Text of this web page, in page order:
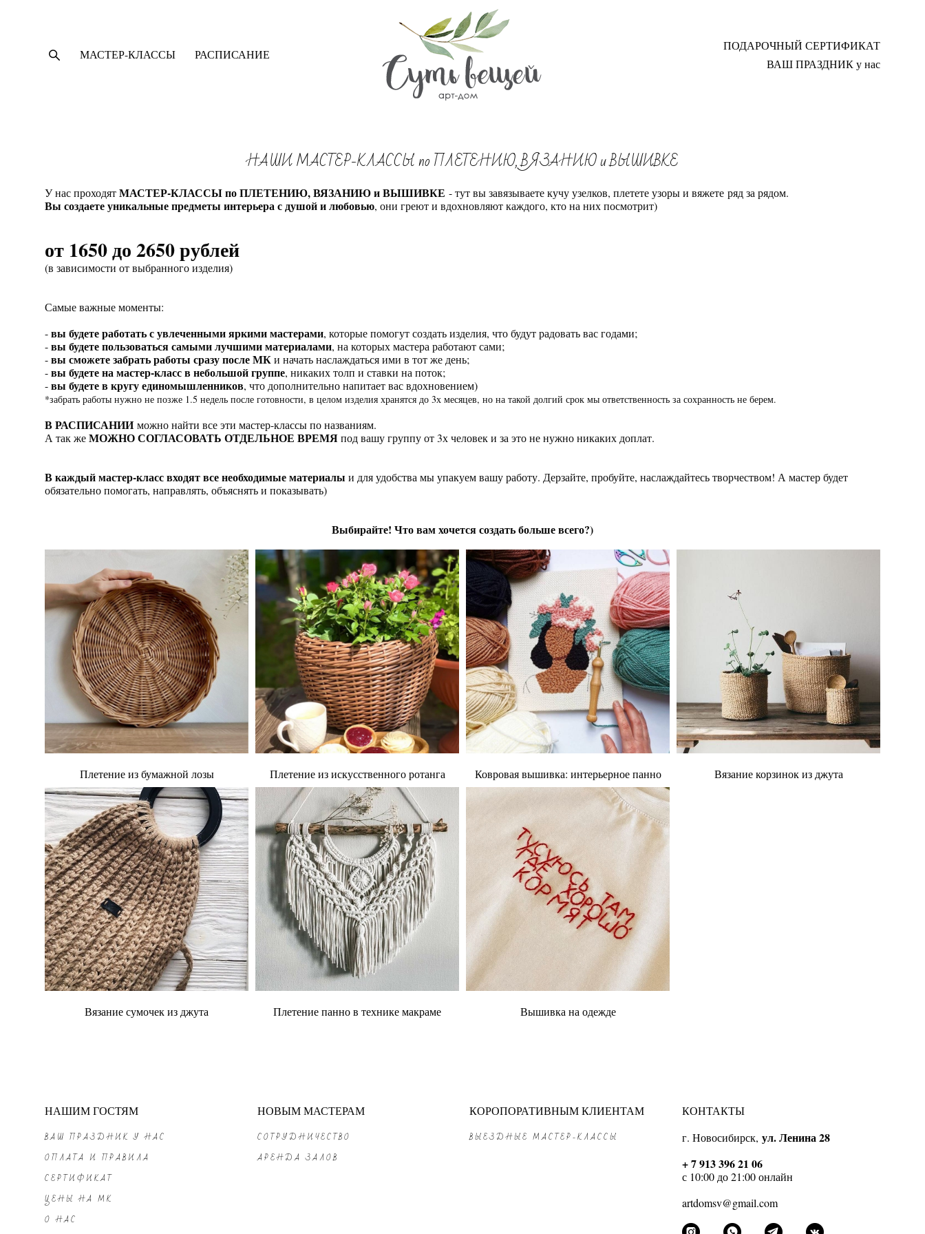
МАСТЕР-КЛАССЫ РАСПИСАНИЕ
ПОДАРОЧНЫЙ СЕРТИФИКАТ
ВАШ ПРАЗДНИК у нас
МАСТЕР-КЛАССЫ РАСПИСАНИЕ
ПОДАРОЧНЫЙ СЕРТИФИКАТ
ВАШ ПРАЗДНИК у нас
НАШИ МАСТЕР-КЛАССЫ по ПЛЕТЕНИЮ, ВЯЗАНИЮ и ВЫШИВКЕ
У нас проходятМАСТЕР-КЛАССЫ по ПЛЕТЕНИЮ, ВЯЗАНИЮ и ВЫШИВКЕ - тут вы завязываете кучу узелков, плетете узоры и вяжете ряд за рядом.
Вы создаете уникальные предметы интерьера с душой и любовью, они греют и вдохновляют каждого, кто на них посмотрит)
от 1650 до 2650 рублей
(в зависимости от выбранного изделия)
Самые важные моменты:
-вы будете работать с увлеченными яркими мастерами, которые помогут создать изделия, что будут радовать вас годами;
-вы будете пользоваться самыми лучшими материалами, на которых мастера работают сами;
-вы сможете забрать работы сразу после МКи начать наслаждаться ими в тот же день;
-вы будете на мастер-класс в небольшой группе, никаких толп и ставки на поток;
-вы будете в кругу единомышленников, что дополнительно напитает вас вдохновением)
*забрать работы нужно не позже 1.5 недель после готовности, в целом изделия хранятся до 3х месяцев, но на такой долгий срок мы ответственность за сохранность не берем.
В РАСПИСАНИИможно найти все эти мастер-классы по названиям.
А так жеМОЖНО СОГЛАСОВАТЬ ОТДЕЛЬНОЕ ВРЕМЯпод вашу группу от 3х человек и за это не нужно никаких доплат.
В каждый мастер-класс входят все необходимые материалы и для удобства мы упакуем вашу работу. Дерзайте, пробуйте, наслаждайтесь творчеством! А мастер будет
обязательно помогать, направлять, объяснять и показывать)
Выбирайте! Что вам хочется создать больше всего?)
Плетение из бумажной лозы Плетение из искусственного ротанга Ковровая вышивка: интерьерное панно Вязание корзинок из джута
Вязание сумочек из джута Плетение панно в технике макраме Вышивка на одежде
НАШИМ ГОСТЯМ
ВАШ ПРАЗДНИК У НАС
ОПЛАТА И ПРАВИЛА
СЕРТИФИКАТ
ЦЕНЫ НА МК
О НАС
НОВЫМ МАСТЕРАМ
СОТРУДНИЧЕСТВО
АРЕНДА ЗАЛОВ
КОРОПОРАТИВНЫМ КЛИЕНТАМ
ВЫЕЗДНЫЕ МАСТЕР-КЛАССЫ
КОНТАКТЫ
г. Новосибирск, ул. Ленина 28
+ 7 913 396 21 06
с 10:00 до 21:00 онлайн
artdomsv@gmail.com